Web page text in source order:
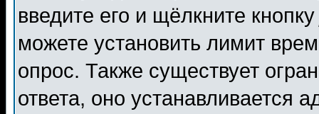
введите его и щёлкните
можете установить лимит
опрос. Также существует
ответа, оно устанавливается